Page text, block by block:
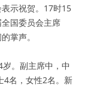
示祝贺。17时15
国委员会主席
掌声。
。副主席中，中
4名，女性2名。新